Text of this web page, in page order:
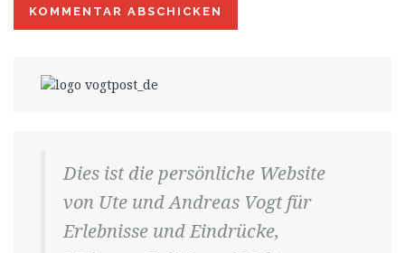
Dies ist die persönliche Website
von Ute und Andreas Vogt für
Erlebnisse und Eindrücke,